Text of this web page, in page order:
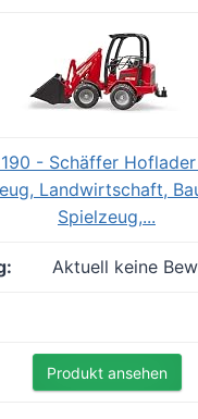
- Schäffer
Landwirtschaft,
Spielzeug,...
Aktuell keine
Produkt ansehen